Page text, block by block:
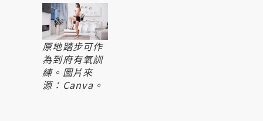
原地踏步可作
為到府有氧訓
練。圖片來
源：Canva。